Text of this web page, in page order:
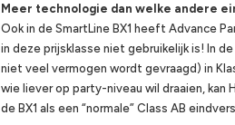
Meer technologie dan welke andere
Ook in de SmartLine BX1 heeft Advance
in deze prijsklasse niet gebruikelijk is! In
niet veel vermogen wordt gevraagd) in
wie liever op party-niveau wil draaien, kan
de BX1 als een “normale” Class AB